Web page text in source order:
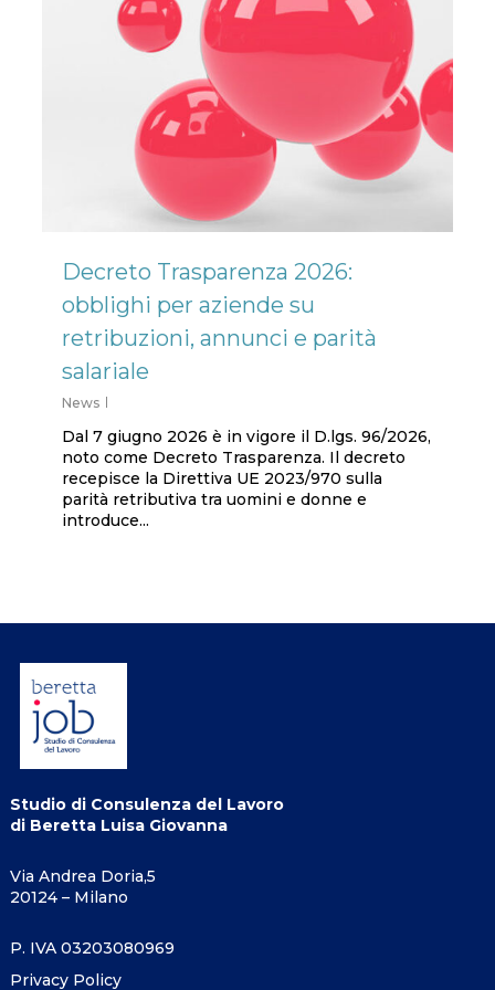
Decreto Trasparenza 2026:
obblighi per aziende su
retribuzioni, annunci e parità
salariale
News
Dal 7 giugno 2026 è in vigore il D.lgs. 96/2026,
noto come Decreto Trasparenza. Il decreto
recepisce la Direttiva UE 2023/970 sulla
parità retributiva tra uomini e donne e
introduce...
Studio di Consulenza del Lavoro
di Beretta Luisa Giovanna
Via Andrea Doria,5
20124 – Milano
P. IVA 03203080969
Privacy Policy